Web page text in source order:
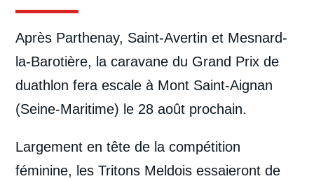
Après Parthenay, Saint-Avertin et Mesnard-
la-Barotière, la caravane du Grand Prix de
duathlon fera escale à Mont Saint-Aignan
(Seine-Maritime) le 28 août prochain.
Largement en tête de la compétition
féminine, les Tritons Meldois essaieront de